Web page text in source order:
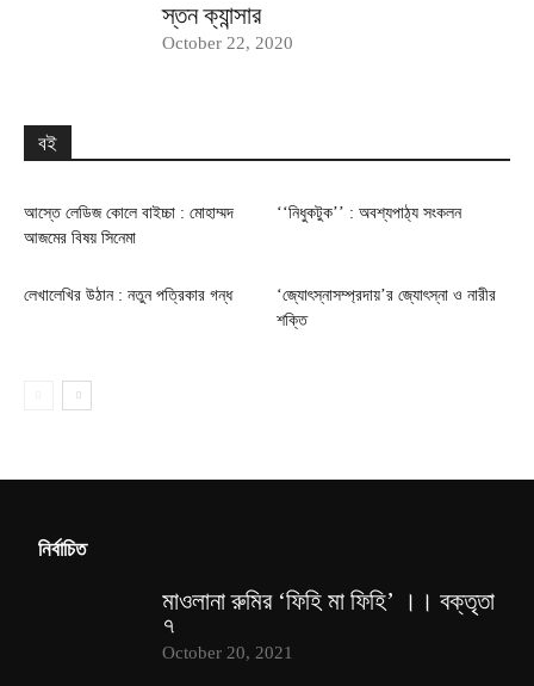
স্তন ক্যান্সার
October 22, 2020
বই
আস্তে লেডিজ কোলে বাইচ্চা : মোহাম্মদ
আজমের বিষয় সিনেমা
‘‘নিধুকটুক’’ : অবশ্যপাঠ্য সংকলন
লেখালেখির উঠান : নতুন পত্রিকার গন্ধ
‘জ্যোৎস্নাসম্প্রদায়’র জ্যোৎস্না ও নারীর
শক্তি
নির্বাচিত
মাওলানা রুমির ‘ফিহি মা ফিহি’ ।। বক্তৃতা
৭
October 20, 2021